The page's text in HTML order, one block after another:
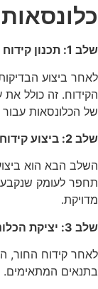
כלונסאות
שלב 1: תכנון קידוח הכלונסאות
לאחר ביצוע
הקידוח. זה כולל
של הכלונסאות
שלב 2: ביצוע קידוח כלונסאות
השלב הבא הוא
תחפר לעומק
מדויקת.
שלב 3: יציקת הכלונסאות
לאחר קידוח החור,
בתנאים המתאימים.